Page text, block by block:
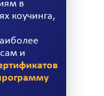
в
коучинга,
и